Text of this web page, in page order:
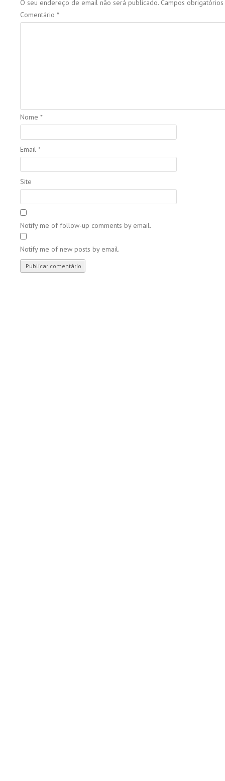
O seu endereço de email não será publicado. Campos
Comentário *
Nome *
Email *
Site
Notify me of follow-up comments by email.
Notify me of new posts by email.